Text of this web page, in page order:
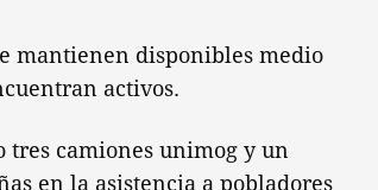
mantienen disponibles medio
activos.
camiones unimog y un
en la asistencia a pobladores